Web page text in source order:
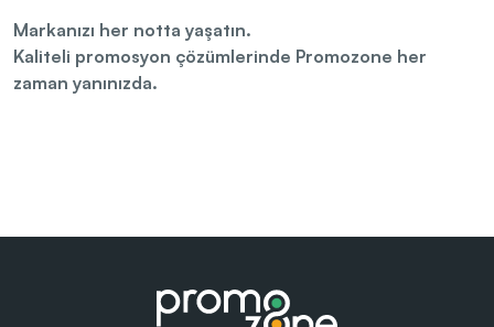
Markanızı her notta yaşatın.
Kaliteli promosyon çözümlerinde Promozone her
zaman yanınızda.